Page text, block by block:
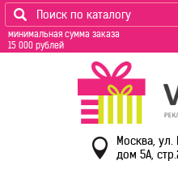
минимальная сумма заказа
15 000 рублей
Москва, ул.
дом 5А,